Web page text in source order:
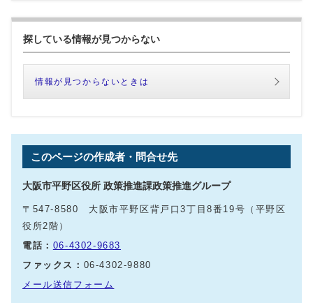
探している情報が見つからない
情報が見つからないときは
このページの作成者・問合せ先
大阪市平野区役所 政策推進課政策推進グループ
〒547-8580 大阪市平野区背戸口3丁目8番19号（平野区
役所2階）
電話： 06-4302-9683
ファックス： 06-4302-9880
メール送信フォーム